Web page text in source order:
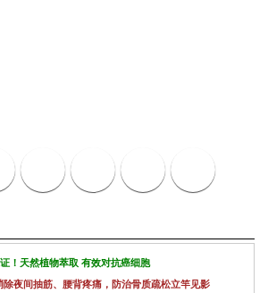
！天然植物萃取 有效对抗癌细胞
夜间抽筋、腰背疼痛，防治骨质疏松立竿见影